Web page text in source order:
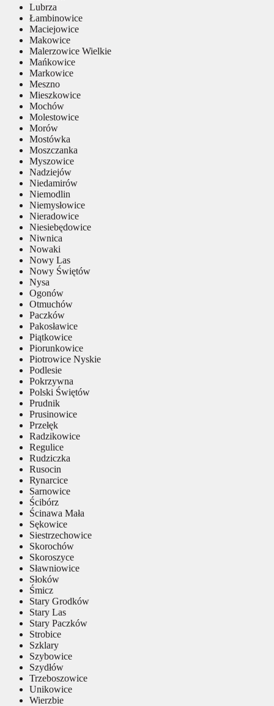
Lubrza
Łambinowice
Maciejowice
Makowice
Malerzowice Wielkie
Mańkowice
Markowice
Meszno
Mieszkowice
Mochów
Molestowice
Morów
Mostówka
Moszczanka
Myszowice
Nadziejów
Niedamirów
Niemodlin
Niemysłowice
Nieradowice
Niesiebędowice
Niwnica
Nowaki
Nowy Las
Nowy Świętów
Nysa
Ogonów
Otmuchów
Paczków
Pakosławice
Piątkowice
Piorunkowice
Piotrowice Nyskie
Podlesie
Pokrzywna
Polski Świętów
Prudnik
Prusinowice
Przełęk
Radzikowice
Regulice
Rudziczka
Rusocin
Rynarcice
Sarnowice
Ścibórz
Ścinawa Mała
Sękowice
Siestrzechowice
Skorochów
Skoroszyce
Sławniowice
Słoków
Śmicz
Stary Grodków
Stary Las
Stary Paczków
Strobice
Szklary
Szybowice
Szydłów
Trzeboszowice
Unikowice
Wierzbie